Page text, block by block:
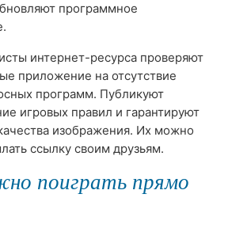
программное
интернет-ресурса проверяют
приложение на отсутствие
программ. Публикуют
игровых правил и гарантируют
изображения. Их можно
ссылку своим друзьям.
поиграть прямо